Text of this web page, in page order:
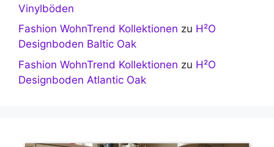
Vinylböden
Fashion WohnTrend Kollektionen zu H²O
Designboden Baltic Oak
Fashion WohnTrend Kollektionen zu H²O
Designboden Atlantic Oak